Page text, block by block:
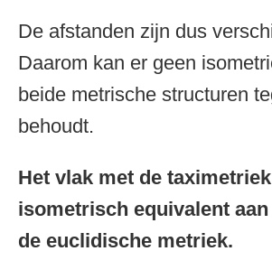
De afstanden zijn dus
Daarom kan er geen
beide metrische structuren
behoudt.
Het vlak met de
isometrisch equivalent
de euclidische metriek.